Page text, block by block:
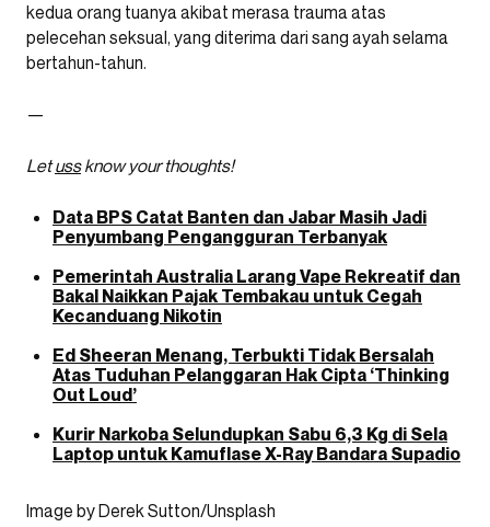
kedua orang tuanya akibat merasa trauma atas
pelecehan seksual, yang diterima dari sang ayah selama
bertahun-tahun.
—
Letussknow your thoughts!
Data BPS Catat Banten dan Jabar Masih Jadi
Penyumbang Pengangguran Terbanyak
Pemerintah Australia Larang Vape Rekreatif dan
Bakal Naikkan Pajak Tembakau untuk Cegah
Kecanduang Nikotin
Ed Sheeran Menang, Terbukti Tidak Bersalah
Atas Tuduhan Pelanggaran Hak Cipta ‘Thinking
Out Loud’
Kurir Narkoba Selundupkan Sabu 6,3 Kg di Sela
Laptop untuk Kamuflase X-Ray Bandara Supadio
Image by Derek Sutton/Unsplash